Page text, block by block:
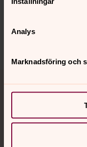
Analys
Marknadsföring och
Kontakt